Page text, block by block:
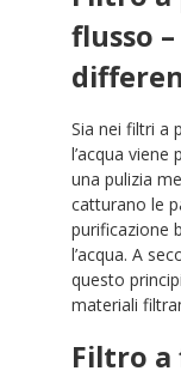
flusso
Sia nei filtri a
l’acqua viene
una pulizia
catturano le
purificazione
l’acqua. A
questo
materiali
Filtro a